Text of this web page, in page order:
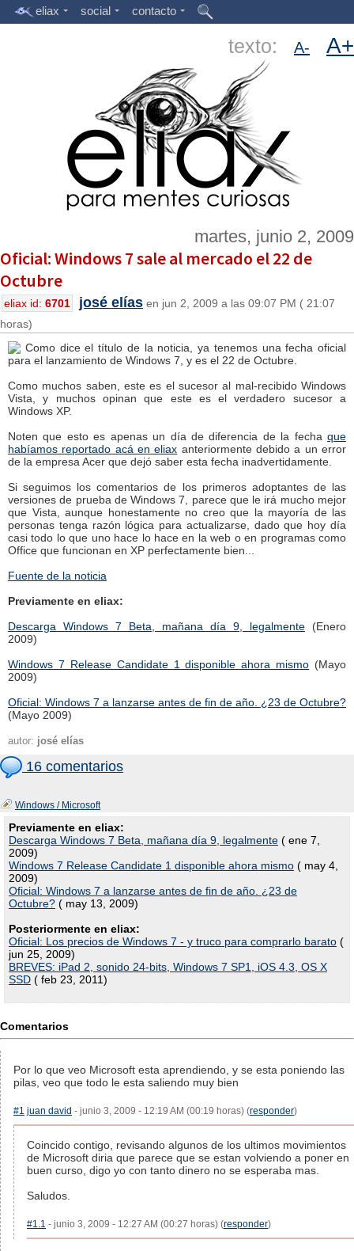
eliax social contacto
texto: A- A+
martes, junio 2, 2009
Oficial: Windows 7 sale al mercado el 22 de
Octubre
eliax id: 6701 josé elías en jun 2, 2009 a las 09:07 PM ( 21:07
horas)
Como dice el título de la noticia, ya tenemos una fecha oficial
para el lanzamiento de Windows 7, y es el 22 de Octubre.
Como muchos saben, este es el sucesor al mal-recibido Windows
Vista, y muchos opinan que este es el verdadero sucesor a
Windows XP.
Noten que esto es apenas un día de diferencia de la fecha que
habíamos reportado acá en eliax anteriormente debido a un error
de la empresa Acer que dejó saber esta fecha inadvertidamente.
Si seguimos los comentarios de los primeros adoptantes de las
versiones de prueba de Windows 7, parece que le irá mucho mejor
que Vista, aunque honestamente no creo que la mayoría de las
personas tenga razón lógica para actualizarse, dado que hoy día
casi todo lo que uno hace lo hace en la web o en programas como
Office que funcionan en XP perfectamente bien...
Fuente de la noticia
Previamente en eliax:
Descarga Windows 7 Beta, mañana día 9, legalmente (Enero
2009)
Windows 7 Release Candidate 1 disponible ahora mismo (Mayo
2009)
Oficial: Windows 7 a lanzarse antes de fin de año. ¿23 de Octubre?
(Mayo 2009)
autor: josé elías
16 comentarios
Windows / Microsoft
Previamente en eliax:
Descarga Windows 7 Beta, mañana día 9, legalmente ( ene 7,
2009)
Windows 7 Release Candidate 1 disponible ahora mismo ( may 4,
2009)
Oficial: Windows 7 a lanzarse antes de fin de año. ¿23 de
Octubre? ( may 13, 2009)
Posteriormente en eliax:
Oficial: Los precios de Windows 7 - y truco para comprarlo barato (
jun 25, 2009)
BREVES: iPad 2, sonido 24-bits, Windows 7 SP1, iOS 4.3, OS X
SSD ( feb 23, 2011)
Comentarios
Por lo que veo Microsoft esta aprendiendo, y se esta poniendo las
pilas, veo que todo le esta saliendo muy bien
#1 juan david - junio 3, 2009 - 12:19 AM (00:19 horas) (responder)
Coincido contigo, revisando algunos de los ultimos movimientos
de Microsoft diria que parece que se estan volviendo a poner en
buen curso, digo yo con tanto dinero no se esperaba mas.
Saludos.
#1.1 - junio 3, 2009 - 12:27 AM (00:27 horas) (responder)